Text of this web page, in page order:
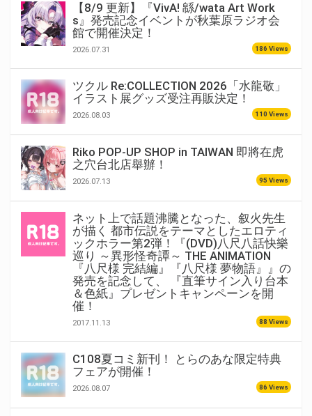
【8/9 更新】『VivA! 緜/wata Art Work
s』発売記念イベントが秋葉原ラジオ会
館で開催決定！
2026.07.31 186 Views
ツクル Re:COLLECTION 2026「水龍敬」
イラスト展グッズ受注再販決定！
2026.08.03 110 Views
Riko POP-UP SHOP in TAIWAN 即將在虎
之穴台北店舉辦！
2026.07.13 95 Views
ネット上で話題沸騰となった、叙火先生
が描く 都市伝説をテーマとしたエロティ
ックホラー第2弾！『(DVD)八尺八話快樂
巡り ～異形怪奇譚～ THE ANIMATION
『八尺様 完結編』『八尺様 夢物語』』の
発売を記念して、 『直筆サイン入り台本
＆色紙』プレゼントキャンペーンを開
催！
2017.11.13 88 Views
C108夏コミ新刊！ とらのあな限定特典
フェアが開催！
2026.08.07 86 Views